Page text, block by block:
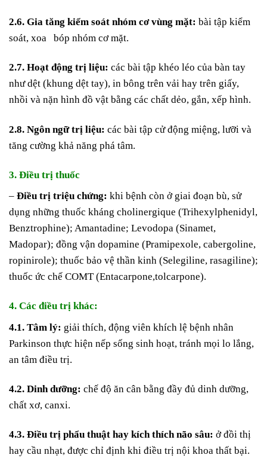
2.6. Gia tăng kiểm soát nhóm cơ vùng mặt: bài tập kiểm
soát, xoa bóp nhóm cơ mặt.
2.7. Hoạt động trị liệu: các bài tập khéo léo của bàn tay
như dệt (khung dệt tay), in bông trên vải hay trên giấy,
nhồi và nặn hình đồ vật bằng các chất dẻo, gắn, xếp hình.
2.8. Ngôn ngữ trị liệu: các bài tập cử động miệng, lưỡi và
tăng cường khả năng phá tâm.
3. Điều trị thuốc
– Điều trị triệu chứng: khi bệnh còn ở giai đoạn bù, sử
dụng những thuốc kháng cholinergique (Trihexylphenidyl,
Benztrophine); Amantadine; Levodopa (Sinamet,
Madopar); đồng vận dopamine (Pramipexole, cabergoline,
ropinirole); thuốc bảo vệ thần kinh (Selegiline, rasagiline);
thuốc ức chế COMT (Entacarpone,tolcarpone).
4. Các điều trị khác:
4.1. Tâm lý: giải thích, động viên khích lệ bệnh nhân
Parkinson thực hiện nếp sống sinh hoạt, tránh mọi lo lắng,
an tâm điều trị.
4.2. Dinh dưỡng: chế độ ăn cân bằng đầy đủ dinh dưỡng,
chất xơ, canxi.
4.3. Điều trị phẩu thuật hay kích thích não sâu: ở đồi thị
hay cầu nhạt, được chỉ định khi điều trị nội khoa thất bại.